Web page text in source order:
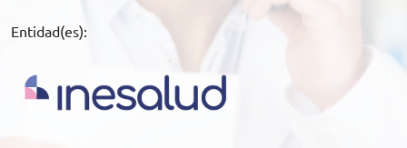
RECURSOS EDUCATIVOS
ARTÍCULOS
Entidad(es):